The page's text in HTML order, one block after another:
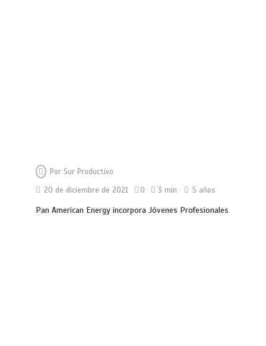
Por Sur Productivo
20 de diciembre de 2021
0 3 min 5 años
Pan American Energy incorpora Jóvenes Profesionales